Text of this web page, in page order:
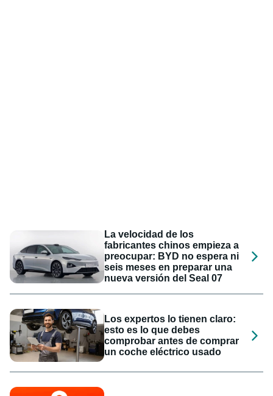
La velocidad de los
fabricantes chinos empieza a
preocupar: BYD no espera ni
seis meses en preparar una
nueva versión del Seal 07
Los expertos lo tienen claro:
esto es lo que debes
comprobar antes de comprar
un coche eléctrico usado